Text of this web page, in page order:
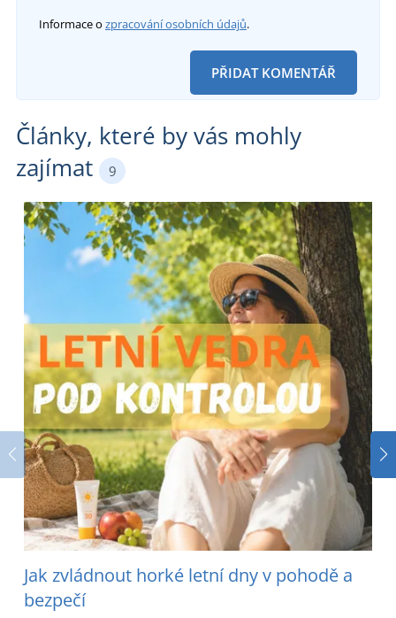
Informace o zpracování osobních údajů.
PŘIDAT KOMENTÁŘ
Články, které by vás mohly
zajímat
9
Jak zvládnout horké letní dny v pohodě a
bezpečí